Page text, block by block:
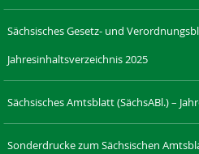
Sächsisches Gesetz- und
Jahresinhaltsverzeichnis 2025
Sächsisches Amtsblatt (SächsABl.) –
Sonderdrucke zum Sächsischen